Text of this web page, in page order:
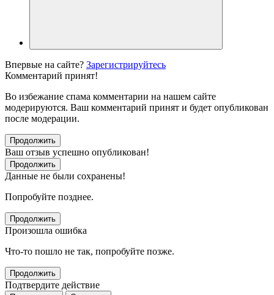
Впервые на сайте? Зарегистрируйтесь
Комментарий принят!
Во избежание спама комментарии на нашем сайте
модерируются. Ваш комментарий принят и будет опубликован
после модерации.
Продолжить
Ваш отзыв успешно опубликован!
Продолжить
Данные не были сохранены!
Попробуйте позднее.
Продолжить
Произошла ошибка
Что-то пошло не так, попробуйте позже.
Продолжить
Подтвердите действие